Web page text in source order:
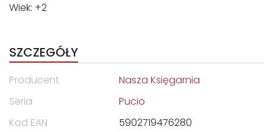
Wiek: +2
SZCZEGÓŁY
Producent
Nasza Księgarnia
Seria
Pucio
Kod EAN
5902719476280